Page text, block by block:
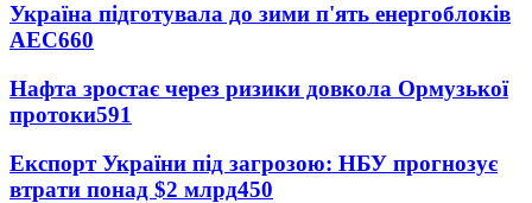
Україна підготувала до зими п'ять енергоблоків
АЕС660
Нафта зростає через ризики довкола Ормузької
протоки591
Експорт України під загрозою: НБУ прогнозує
втрати понад $2 млрд450